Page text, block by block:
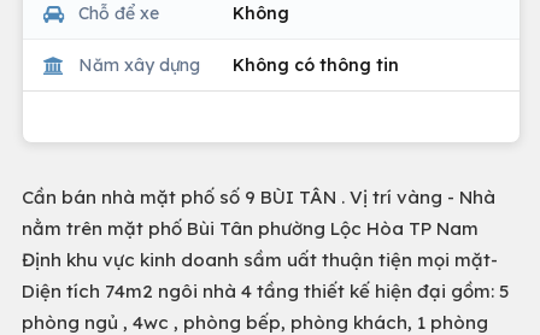
Chỗ để xe Không
Năm xây dựng Không có thông tin
Cần bán nhà mặt phố số 9 BÙI TÂN . Vị trí vàng - Nhà
nằm trên mặt phố Bùi Tân phường Lộc Hòa TP Nam
Định khu vực kinh doanh sầm uất thuận tiện mọi mặt-
Diện tích 74m2 ngôi nhà 4 tầng thiết kế hiện đại gồm: 5
phòng ngủ , 4wc , phòng bếp, phòng khách, 1 phòng